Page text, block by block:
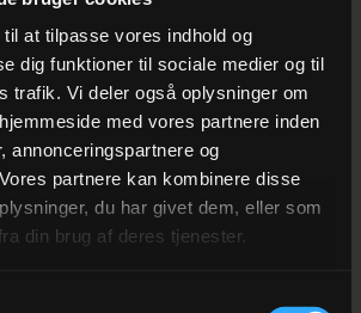
at tilpasse vores indhold og
dig funktioner til sociale medier og til
trafik. Vi deler også oplysninger om
med vores partnere inden
annonceringspartnere og
partnere kan kombinere disse
du har givet dem, eller som
din brug af deres tjenester.